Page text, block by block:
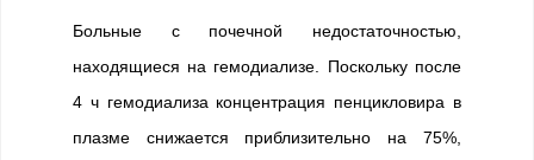
Больные с почечной недостаточностью,
находящиеся на гемодиализе. Поскольку после
4 ч гемодиализа концентрация пенцикловира в
плазме снижается приблизительно на 75%,